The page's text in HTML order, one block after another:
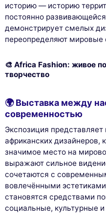
историю — историю
постоянно
демонстрирует смелых
переопределяют
🎨 Africa Fashion: живое
творчество
🌍 Выставка между
современностью
Экспозиция представляет
африканских дизайнеров,
значимое место на
выражают сильное
сочетаются с
вовлечёнными
становятся средствами
социальные, культурные